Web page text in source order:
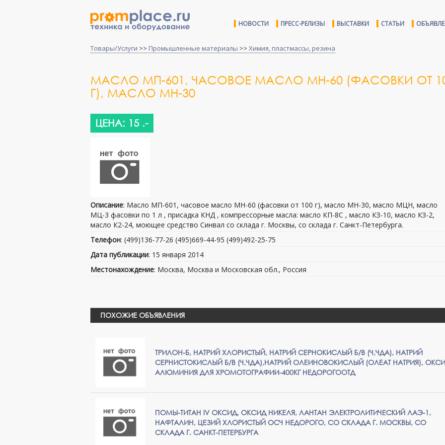
НОВОСТИ ПРЕСС-РЕЛИЗЫ ВЫСТАВКИ СТАТЬИ
Товары/Услуги >> Промышленные материалы >> Химия, пластмассы, резина
МАСЛО МП-601, ЧАСОВОЕ МАСЛО МН-60 (ФАСОВКИ ОТ
Г), МАСЛО МН-30
ЦЕНА: 15 .-
Описание: Масло МП-601, часовое масло МН-60 (фасовки от 100 г), масло МН-30, масло МЦН, масло
МЦ-3 фасовки по 1 л , присадка КНД , компрессорные масла: масло КП-8С , масло КЗ-10, масло КЗ-2,
масло К2-24, моющее средство Синвал со склада г. Москвы, со склада г. Санкт-Петербурга.
Телефон: (499)136-77-26 (495)669-44-95 (499)492-25-75
Дата публикации: 15 января 2014
Местонахождение: Москва, Москва и Московская обл., Россия
ПОХОЖИЕ ОБЪЯВЛЕНИЯ
ТРИЛОН-Б, НАТРИЙ ХЛОРИСТЫЙ, НАТРИЙ СЕРНОКИСЛЫЙ Б/В (Ч,ЧДА), НАТРИЙ
СЕРНИСТОКИСЛЫЙ Б/В (Ч,ЧДА),НАТРИЙ ОЛЕИНОВОКИСЛЫЙ (ОЛЕАТ НАТРИЯ),
АЛЮМИНИЯ ДЛЯ ХРОМОТОГРАФИИ-400КГ НЕДОРОГООТД
ПОМЫ-ТИТАН IV ОКСИД, ОКСИД НИКЕЛЯ, ЛАНТАН ЭЛЕКТРОЛИТИЧЕСКИЙ ЛАЭ-1,
НАФТАЛИН, ЦЕЗИЙ ХЛОРИСТЫЙ ОСЧ НЕДОРОГО, СО СКЛАДА Г. МОСКВЫ, СО
СКЛАДА Г. САНКТ-ПЕТЕРБУРГА